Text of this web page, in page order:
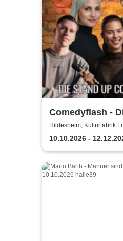
Comedyflash -
Comedy Show
Hildesheim, Kulturfabrik
10.10.2026 -